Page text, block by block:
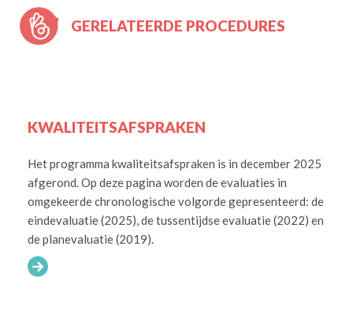
GERELATEERDE PROCEDURES
KWALITEITSAFSPRAKEN
Het programma kwaliteitsafspraken is in december 2025
afgerond. Op deze pagina worden de evaluaties in
omgekeerde chronologische volgorde gepresenteerd: de
eindevaluatie (2025), de tussentijdse evaluatie (2022) en
de planevaluatie (2019).